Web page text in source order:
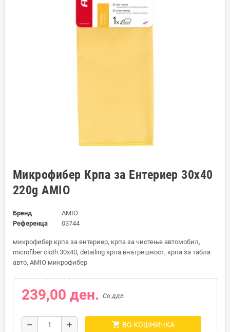
Микрофибер Крпа за Ентериер 30x40
220g AMIO
Бренд
AMIO
Референца
03744
микрофибер крпа за ентериер, крпа за чистење автомобил,
microfiber cloth 30x40, detailing крпа внатрешност, крпа за табла
авто, AMIO микрофибер
239,00 ден. Со ддв
remove add shopping_cart ВО КОШНИЧКА